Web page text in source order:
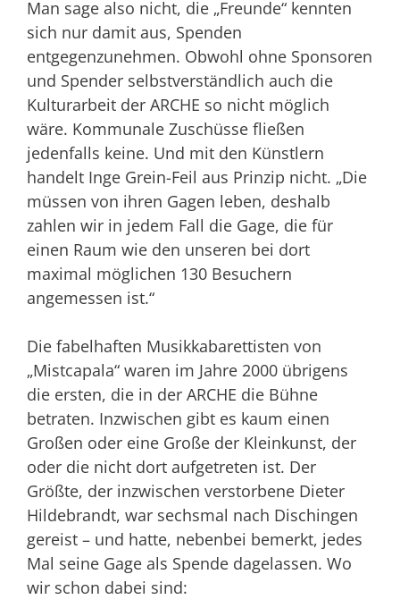
Man sage also nicht, die „Freunde“ kennten
sich nur damit aus, Spenden
entgegenzunehmen. Obwohl ohne Sponsoren
und Spender selbstverständlich auch die
Kulturarbeit der ARCHE so nicht möglich
wäre. Kommunale Zuschüsse fließen
jedenfalls keine. Und mit den Künstlern
handelt Inge Grein-Feil aus Prinzip nicht. „Die
müssen von ihren Gagen leben, deshalb
zahlen wir in jedem Fall die Gage, die für
einen Raum wie den unseren bei dort
maximal möglichen 130 Besuchern
angemessen ist.“
Die fabelhaften Musikkabarettisten von
„Mistcapala“ waren im Jahre 2000 übrigens
die ersten, die in der ARCHE die Bühne
betraten. Inzwischen gibt es kaum einen
Großen oder eine Große der Kleinkunst, der
oder die nicht dort aufgetreten ist. Der
Größte, der inzwischen verstorbene Dieter
Hildebrandt, war sechsmal nach Dischingen
gereist – und hatte, nebenbei bemerkt, jedes
Mal seine Gage als Spende dagelassen. Wo
wir schon dabei sind: